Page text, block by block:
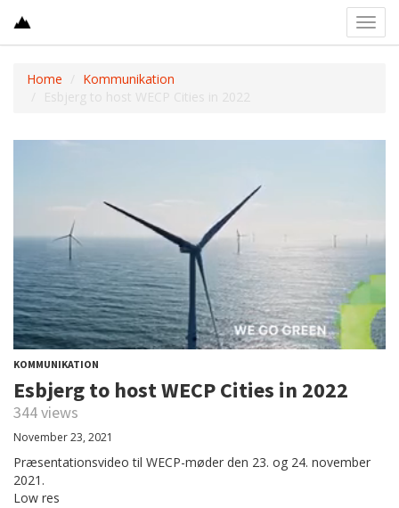
Home
Kommunikation
Esbjerg to host WECP Cities in 2022
KOMMUNIKATION
Esbjerg to host WECP Cities in 2022
344 views
November 23, 2021
Præsentationsvideo til WECP-møder den 23. og 24. november
2021.
Low res